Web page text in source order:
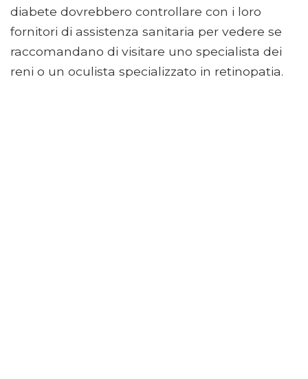
diabete dovrebbero controllare con i loro
fornitori di assistenza sanitaria per vedere se
raccomandano di visitare uno specialista dei
reni o un oculista specializzato in retinopatia.